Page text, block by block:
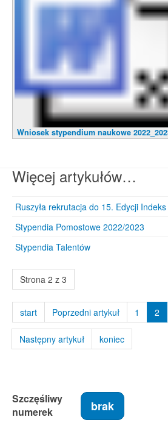
Wniosek stypendium naukowe
Więcej artykułów…
Ruszyła rekrutacja do 15. Edycji
Stypendia Pomostowe 2022/2023
Stypendia Talentów
Strona 2 z 3
start Poprzedni artykuł 1 2
Następny artykuł koniec
Szczęśliwy
numerek
brak